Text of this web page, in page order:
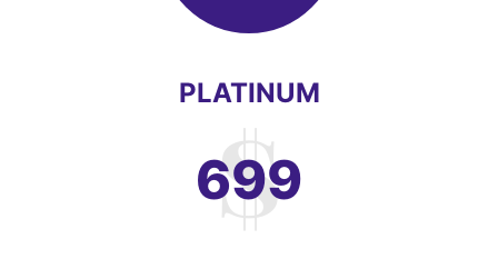
PLATINUM
699